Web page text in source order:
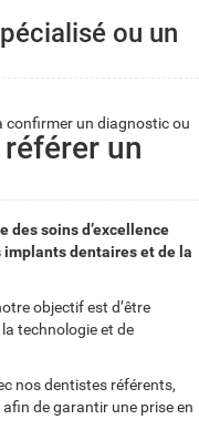
ou un
confirmer un diagnostic ou
un
des soins d’excellence
dentaires et de la
objectif est d’être
technologie et de
nos dentistes référents,
de garantir une prise en